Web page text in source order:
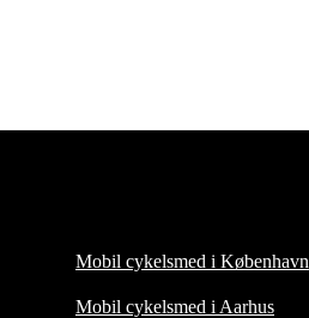
Mobil cykelsmed i København
Mobil cykelsmed i Aarhus